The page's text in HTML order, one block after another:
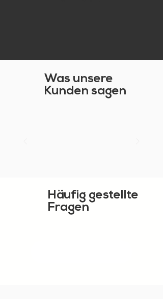
Was unsere
Kunden sagen
Häufig gestellte
Fragen